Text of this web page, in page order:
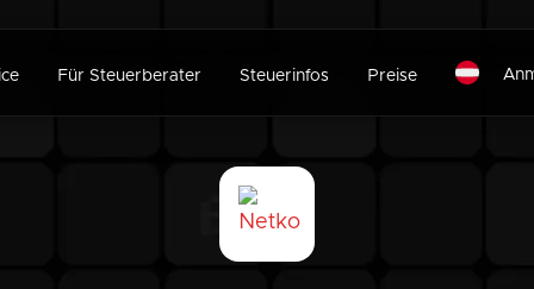
Für Steuerberater Steuerinfos Preise